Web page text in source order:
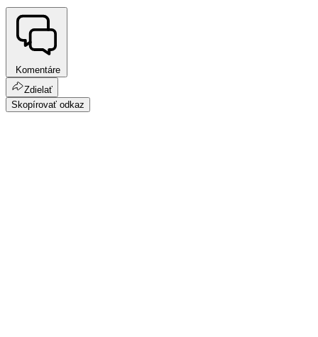
Komentáre
Zdielať
Skopírovať odkaz